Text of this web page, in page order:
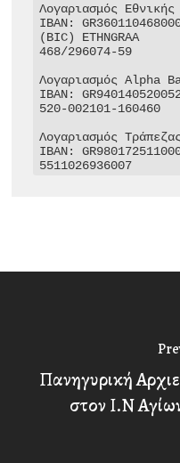
Λογαριασμός
IBAN:
(BIC) ETHNGRAA
468/296074-59
Λογαριασμός Alpha
IBAN:
520-002101-160460
Λογαριασμός
IBAN:
5511026936007
Πανηγυρική
στον Ι.Ν